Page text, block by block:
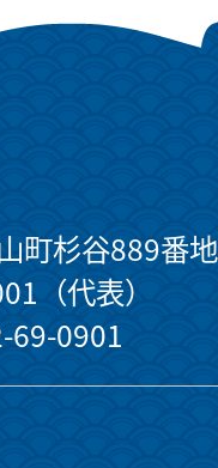
町杉谷889番地
（代表）
69-0901